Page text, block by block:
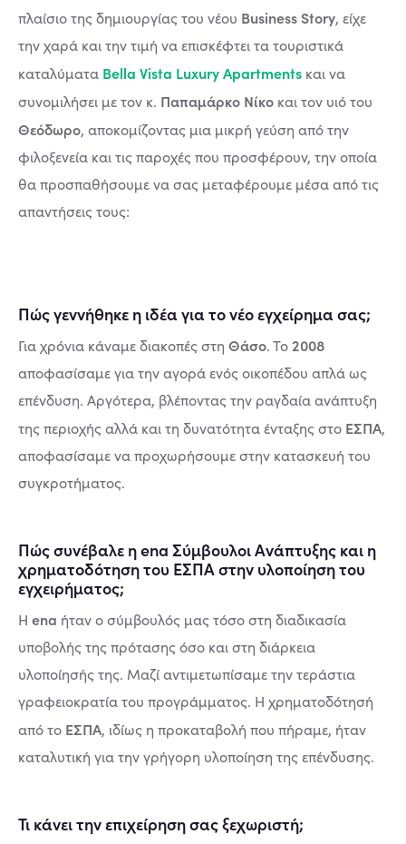
πλαίσιο της δημιουργίας του νέου Business Story, είχε
την χαρά και την τιμή να επισκέφτει τα τουριστικά
καταλύματα Bella Vista Luxury Apartments και να
συνομιλήσει με τον κ. Παπαμάρκο Νίκο και τον υιό του
Θεόδωρο, αποκομίζοντας μια μικρή γεύση από την
φιλοξενεία και τις παροχές που προσφέρουν, την οποία
θα προσπαθήσουμε να σας μεταφέρουμε μέσα από τις
απαντήσεις τους:
Πώς γεννήθηκε η ιδέα για το νέο εγχείρημα σας;
Για χρόνια κάναμε διακοπές στη Θάσο. Το2008
αποφασίσαμε για την αγορά ενός οικοπέδου απλά ως
επένδυση. Αργότερα, βλέποντας την ραγδαία ανάπτυξη
της περιοχής αλλά και τη δυνατότητα ένταξης στο ΕΣΠΑ,
αποφασίσαμε να προχωρήσουμε στην κατασκευή του
συγκροτήματος.
Πώς συνέβαλε η ena Σύμβουλοι Ανάπτυξης και η
χρηματοδότηση του ΕΣΠΑ στην υλοποίηση του
εγχειρήματος;
Η ena ήταν ο σύμβουλός μας τόσο στη διαδικασία
υποβολής της πρότασης όσο και στη διάρκεια
υλοποίησής της. Μαζί αντιμετωπίσαμε την τεράστια
γραφειοκρατία του προγράμματος. Η χρηματοδότησή
από το ΕΣΠΑ, ιδίως η προκαταβολή που πήραμε, ήταν
καταλυτική για την γρήγορη υλοποίηση της επένδυσης.
Τι κάνει την επιχείρηση σας ξεχωριστή;